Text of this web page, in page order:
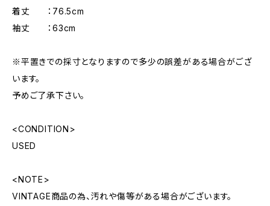
着丈 ：76.5cm
袖丈 ：63cm
※平置きでの採寸となりますので多少の誤差がある場合がござ
います。
予めご了承下さい。
<CONDITION>
USED
<NOTE>
VINTAGE商品の為、汚れや傷等がある場合がございます。